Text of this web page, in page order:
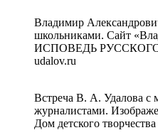
Владимир
школьниками. Сайт
ИСПОВЕДЬ РУССКОГО
udalov.ru
Встреча В. А. Удалова с
журналистами.
Дом детского